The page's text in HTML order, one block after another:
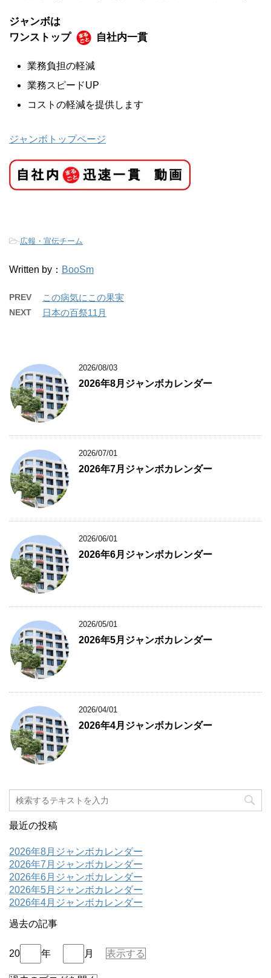
ジャンボは
ワンストップ
自社内一貫
業務負担の軽減
業務スピードUP
コストの軽減を提供します
ジャンボトップページ
-広報・宣伝チーム
Written by： BooSm
PREV この病気にこの果実
NEXT 日本の百祭11月
2026/08/03
2026年8月ジャンボカレンダー
2026/07/01
2026年7月ジャンボカレンダー
2026/06/01
2026年6月ジャンボカレンダー
2026/05/01
2026年5月ジャンボカレンダー
2026/04/01
2026年4月ジャンボカレンダー
最近の投稿
2026年8月ジャンボカレンダー
2026年7月ジャンボカレンダー
2026年6月ジャンボカレンダー
2026年5月ジャンボカレンダー
2026年4月ジャンボカレンダー
過去の記事
20 年 月 表示する